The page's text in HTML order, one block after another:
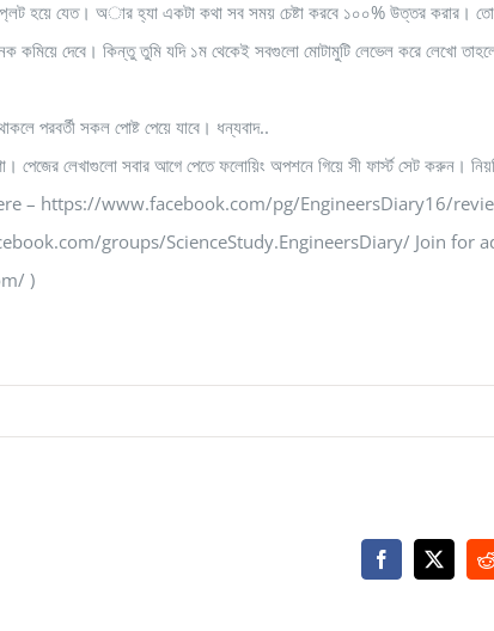
যেত। অার হ্যা একটা কথা সব সময় চেষ্টা করবে ১০০% উত্তর করার।
কমিয়ে দেবে। কিন্তু তুমি যদি ১ম থেকেই সবগুলো মোটামুটি লেভেল করে লেখো
পরবর্তী সকল পোষ্ট পেয়ে যাবে। ধন্যবাদ..
পেজের লেখাগুলো সবার আগে পেতে ফলোয়িং অপশনে গিয়ে সী ফার্স্ট সেট করুন।
Review here – https://www.facebook.com/pg/
groups/ScienceStudy.EngineersDiary/ Join for
)
Facebook
X